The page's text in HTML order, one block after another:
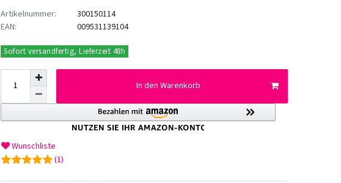
Artikelnummer:
EAN:
300150114
009531139104
Sofort versandfertig, Lieferzeit 48h
In den Warenkorb
Wunschliste
(1)